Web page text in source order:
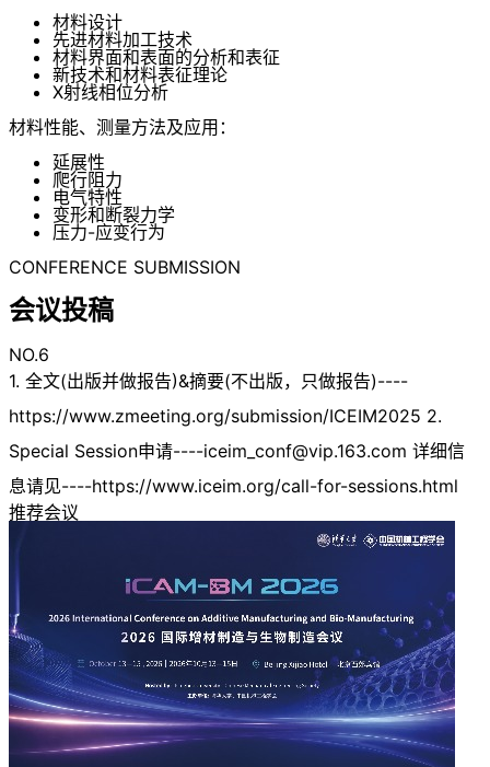
材料设计
先进材料加工技术
材料界面和表面的分析和表征
新技术和材料表征理论
X射线相位分析
材料性能、测量方法及应用：
延展性
爬行阻力
电气特性
变形和断裂力学
压力-应变行为
CONFERENCE SUBMISSION
会议投稿
NO.6
1. 全文(出版并做报告)&摘要(不出版，只做报告)----
https://www.zmeeting.org/submission/ICEIM2025 2.
Special Session申请----iceim_conf@vip.163.com 详细信
息请见----https://www.iceim.org/call-for-sessions.html
推荐会议